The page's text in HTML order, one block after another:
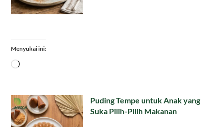
Menyukai ini:
Memuat...
Puding Tempe untuk Anak yang
Suka Pilih-Pilih Makanan